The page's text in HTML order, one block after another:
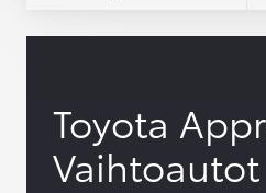
Toyota
Vaihtoautot